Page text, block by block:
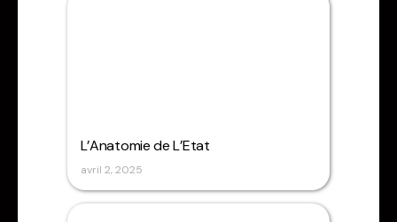
L’Anatomie de L’Etat
avril 2, 2025